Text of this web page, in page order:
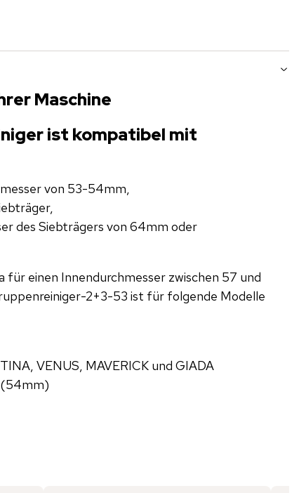
Maschine
ist kompatibel mit
von 53-54mm,
des Siebträgers von 64mm oder
für einen Innendurchmesser zwischen 57 und
2+3-53 ist für folgende Modelle
VENUS, MAVERICK und GIADA
(54mm)